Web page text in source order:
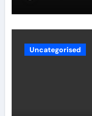
Uncategorised